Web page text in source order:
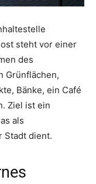
steht vor einer
des
Grünflächen,
Bänke, ein Café
Ziel ist ein
als
Stadt dient.